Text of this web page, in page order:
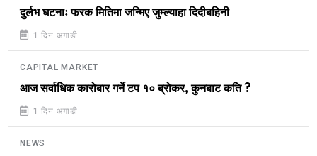
दुर्लभ घटनाः फरक मितिमा जन्मिए जुम्ल्याहा दिदीबहिनी
1 दिन अगाडी
CAPITAL MARKET
आज सर्वाधिक कारोबार गर्ने टप १० ब्रोकर, कुनबाट कति ?
1 दिन अगाडी
NEWS